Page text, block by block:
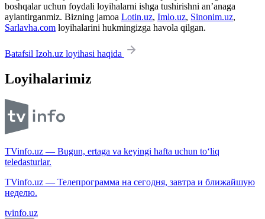
boshqalar uchun foydali loyihalarni ishga tushirishni an’anaga
aylantirganmiz. Bizning jamoa Lotin.uz, Imlo.uz, Sinonim.uz,
Sarlavha.com loyihalarini hukmingizga havola qilgan.
Batafsil Izoh.uz loyihasi haqida
Loyihalarimiz
TVinfo.uz — Bugun, ertaga va keyingi hafta uchun to‘liq
teledasturlar.
TVinfo.uz — Телепрограмма на сегодня, завтра и ближайшую
неделю.
tvinfo.uz